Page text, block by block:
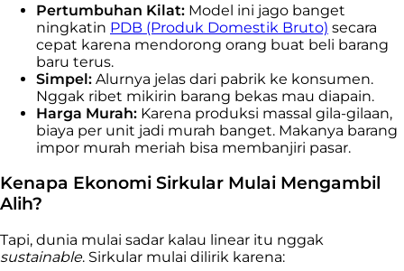
Pertumbuhan Kilat: Model ini jago banget
ningkatin PDB (Produk Domestik Bruto) secara
cepat karena mendorong orang buat beli barang
baru terus.
Simpel: Alurnya jelas dari pabrik ke konsumen.
Nggak ribet mikirin barang bekas mau diapain.
Harga Murah: Karena produksi massal gila-gilaan,
biaya per unit jadi murah banget. Makanya barang
impor murah meriah bisa membanjiri pasar.
Kenapa Ekonomi Sirkular Mulai Mengambil
Alih?
Tapi, dunia mulai sadar kalau linear itu nggak
sustainable. Sirkular mulai dilirik karena: